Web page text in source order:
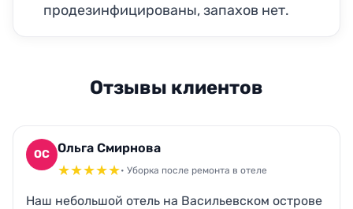
продезинфицированы, запахов нет.
Отзывы клиентов
ОС Ольга Смирнова
★★★★★• Уборка после ремонта в отеле
Наш небольшой отель на Васильевском острове